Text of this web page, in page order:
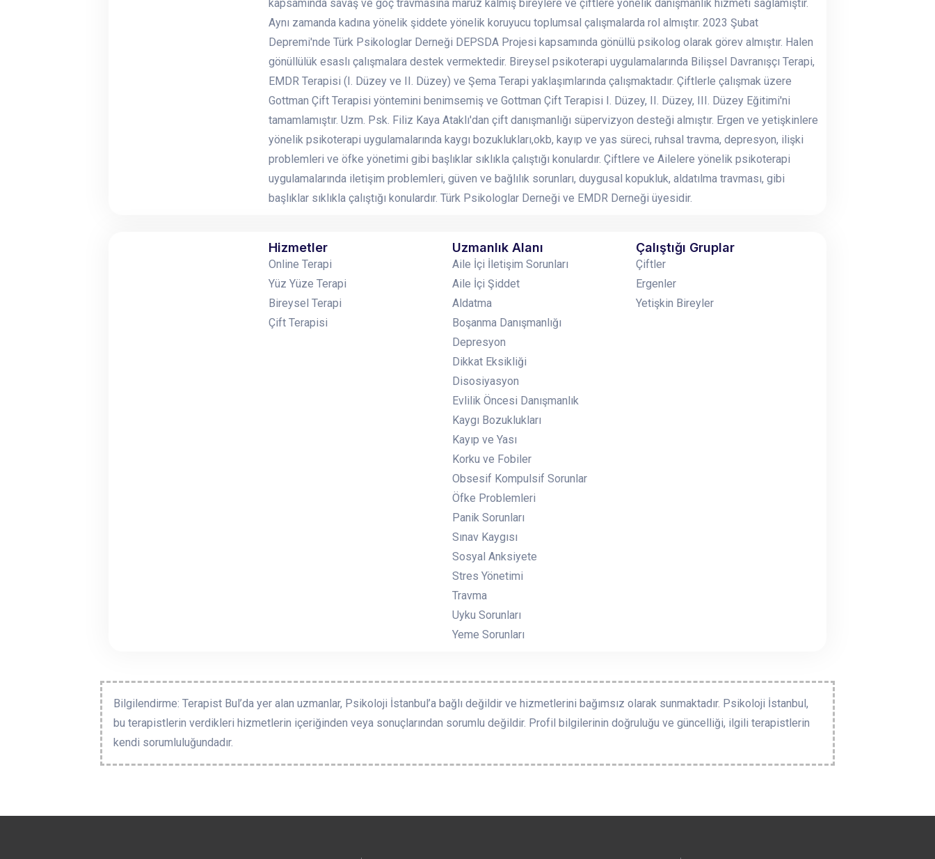
kapsamında savaş ve göç travmasına maruz kalmış bireylere ve çiftlere yönelik danışmanlık hizmeti sağlamıştır.
Aynı zamanda kadına yönelik şiddete yönelik koruyucu toplumsal çalışmalarda rol almıştır. 2023 Şubat
Depremi'nde Türk Psikologlar Derneği DEPSDA Projesi kapsamında gönüllü psikolog olarak görev almıştır. Halen
gönüllülük esaslı çalışmalara destek vermektedir. Bireysel psikoterapi uygulamalarında Bilişsel Davranışçı Terapi,
EMDR Terapisi (I. Düzey ve II. Düzey) ve Şema Terapi yaklaşımlarında çalışmaktadır. Çiftlerle çalışmak üzere
Gottman Çift Terapisi yöntemini benimsemiş ve Gottman Çift Terapisi I. Düzey, II. Düzey, III. Düzey Eğitimi'ni
tamamlamıştır. Uzm. Psk. Filiz Kaya Ataklı'dan çift danışmanlığı süpervizyon desteği almıştır. Ergen ve yetişkinlere
yönelik psikoterapi uygulamalarında kaygı bozuklukları,okb, kayıp ve yas süreci, ruhsal travma, depresyon, ilişki
problemleri ve öfke yönetimi gibi başlıklar sıklıkla çalıştığı konulardır. Çiftlere ve Ailelere yönelik psikoterapi
uygulamalarında iletişim problemleri, güven ve bağlılık sorunları, duygusal kopukluk, aldatılma travması, gibi
başlıklar sıklıkla çalıştığı konulardır. Türk Psikologlar Derneği ve EMDR Derneği üyesidir.
Hizmetler
Online Terapi
Yüz Yüze Terapi
Bireysel Terapi
Çift Terapisi
Uzmanlık Alanı
Aile İçi İletişim Sorunları
Aile İçi Şiddet
Aldatma
Boşanma Danışmanlığı
Depresyon
Dikkat Eksikliği
Disosiyasyon
Evlilik Öncesi Danışmanlık
Kaygı Bozuklukları
Kayıp ve Yası
Korku ve Fobiler
Obsesif Kompulsif Sorunlar
Öfke Problemleri
Panik Sorunları
Sınav Kaygısı
Sosyal Anksiyete
Stres Yönetimi
Travma
Uyku Sorunları
Yeme Sorunları
Çalıştığı Gruplar
Çiftler
Ergenler
Yetişkin Bireyler
Bilgilendirme: Terapist Bul’da yer alan uzmanlar, Psikoloji İstanbul’a bağlı değildir ve hizmetlerini bağımsız olarak sunmaktadır. Psikoloji İstanbul,
bu terapistlerin verdikleri hizmetlerin içeriğinden veya sonuçlarından sorumlu değildir. Profil bilgilerinin doğruluğu ve güncelliği, ilgili terapistlerin
kendi sorumluluğundadır.